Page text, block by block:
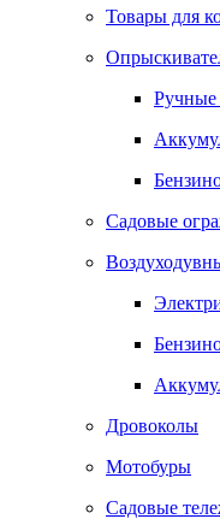
Товары для
Ручные
Садовые
Дровоколы
Мотобуры
Садовые